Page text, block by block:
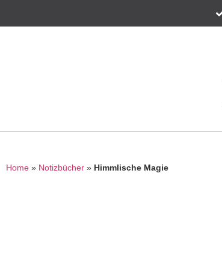
Home » Notizbücher » Himmlische Magie